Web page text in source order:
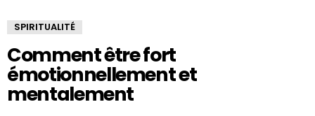
SPIRITUALITÉ
Comment être fort
émotionnellement et
mentalement